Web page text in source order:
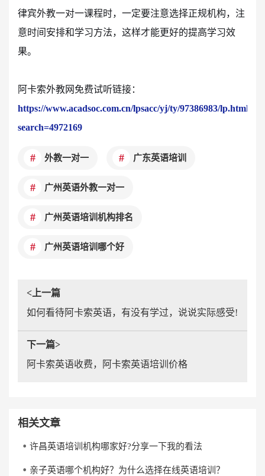
律宾外教一对一课程时，一定要注意选择正规机构，注
意时间安排和学习方法，这样才能更好的提高学习效
果。
阿卡索外教网免费试听链接：
https://www.acadsoc.com.cn/lpsacc/yj/ty/97386983/lp.html?
search=4972169
外教一对一 广东英语培训
广州英语外教一对一
广州英语培训机构排名
广州英语培训哪个好
<上一篇
如何看待阿卡索英语，有没有学过，说说实际感受!
下一篇>
阿卡索英语收费，阿卡索英语培训价格
相关文章
许昌英语培训机构哪家好?分享一下我的看法
亲子英语哪个机构好？为什么选择在线英语培训？